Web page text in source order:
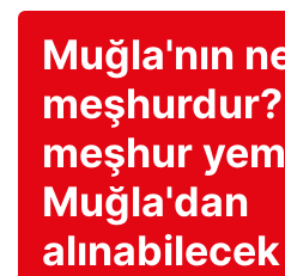
Muğla'nın
meşhur
Muğla'dan